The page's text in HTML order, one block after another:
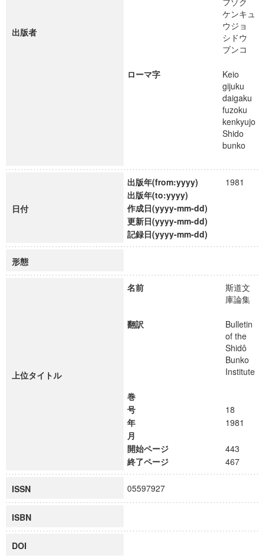
出版者
ケンキュ
ウジョ
シドウ
ブンコ
ローマ字
Keio
gijuku
daigaku
fuzoku
kenkyujo
Shido
bunko
日付
出版年(from:yyyy)
1981
出版年(to:yyyy)
作成日(yyyy-mm-dd)
更新日(yyyy-mm-dd)
記録日(yyyy-mm-dd)
形態
上位タイトル
名前
斯道文
庫論集
翻訳
Bulletin
of the
Shidô
Bunko
Institute
巻
号
18
年
1981
月
開始ページ
443
終了ページ
467
ISSN 05597927
ISBN
DOI